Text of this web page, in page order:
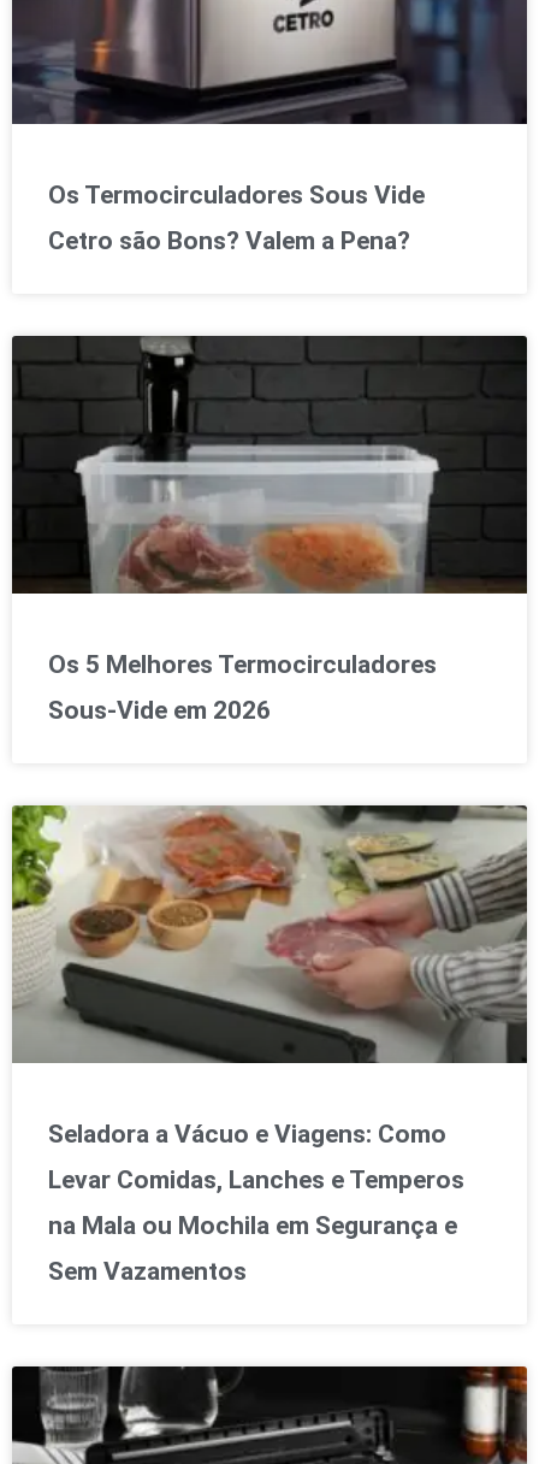
Os Termocirculadores Sous Vide
Cetro são Bons? Valem a Pena?
Os 5 Melhores Termocirculadores
Sous-Vide em 2026
Seladora a Vácuo e Viagens: Como
Levar Comidas, Lanches e Temperos
na Mala ou Mochila em Segurança e
Sem Vazamentos